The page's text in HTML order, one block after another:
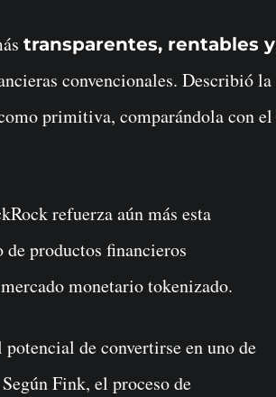
transparentes, rentables y
convencionales. Describió la
primitiva, comparándola con el
refuerza aún más esta
productos financieros
monetario tokenizado.
de convertirse en uno de
Fink, el proceso de